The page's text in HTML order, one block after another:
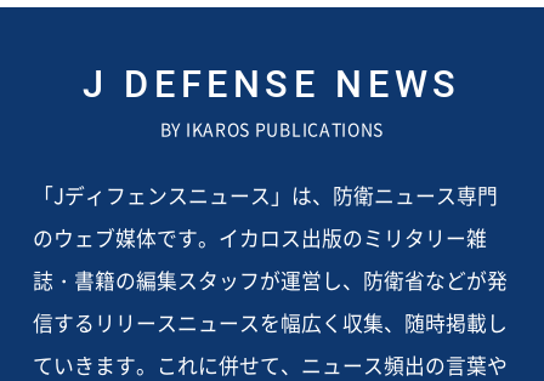
J DEFENSE NEWS
BY IKAROS PUBLICATIONS
「Jディフェンスニュース」は、防衛ニュース専門
のウェブ媒体です。イカロス出版のミリタリー雑
誌・書籍の編集スタッフが運営し、防衛省などが発
信するリリースニュースを幅広く収集、随時掲載し
ていきます。これに併せて、ニュース頻出の言葉や